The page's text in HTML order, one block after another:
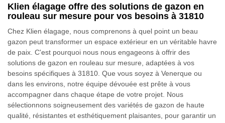
Klien élagage offre des solutions de gazon en
rouleau sur mesure pour vos besoins à 31810
Chez Klien élagage, nous comprenons à quel point un beau
gazon peut transformer un espace extérieur en un véritable havre
de paix. C'est pourquoi nous nous engageons à offrir des
solutions de gazon en rouleau sur mesure, adaptées à vos
besoins spécifiques à 31810. Que vous soyez à Venerque ou
dans les environs, notre équipe dévouée est prête à vous
accompagner dans chaque étape de votre projet. Nous
sélectionnons soigneusement des variétés de gazon de haute
qualité, résistantes et esthétiquement plaisantes, pour garantir un